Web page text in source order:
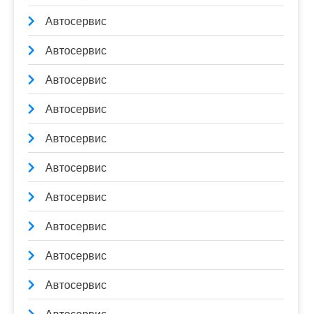
Автосервис
Автосервис
Автосервис
Автосервис
Автосервис
Автосервис
Автосервис
Автосервис
Автосервис
Автосервис